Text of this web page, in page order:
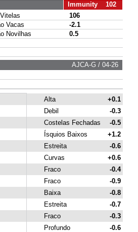
Immunity 102
106
Vacas
-2.1
Novilhas
0.5
AJCA-G / 04-26
Alta
+0.1
Debil
-0.3
Costelas Fechadas
-0.5
Ísquios Baixos
+1.2
Estreita
-0.6
Curvas
+0.6
Fraco
-0.4
Fraco
-0.9
Baixa
-0.8
Estreita
-0.7
Fraco
-0.3
Profundo -0.6